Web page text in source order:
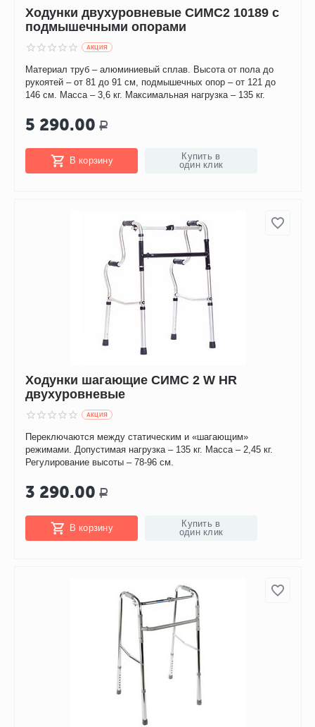
Ходунки двухуровневые СИМС2 10189 с
подмышечными опорами
AКЦИЯ
Материал труб – алюминиевый сплав. Высота от пола до
рукоятей – от 81 до 91 см, подмышечных опор – от 121 до
146 см. Масса – 3,6 кг. Максимальная нагрузка – 135 кг.
5 290.00 Р
В корзину
Купить в
один клик
Ходунки шагающие СИМС 2 W HR
двухуровневые
AКЦИЯ
Переключаются между статическим и «шагающим»
режимами. Допустимая нагрузка – 135 кг. Масса – 2,45 кг.
Регулирование высоты – 78-96 см.
3 290.00 Р
В корзину
Купить в
один клик